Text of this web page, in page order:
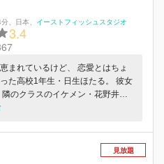
分 日本 イーストフィッシュスタジオ
3.4
まれているけど、 恋愛とはちょ
た高校1年生・日生ほたる。 彼女
のクラスのイケメン・花野井く
場を見てしまう。 公園でひとり
だしたほたる。 その小さな出来
で、 後日「僕と付き合ってくださ
んから公開告白されてしまった。
見放題